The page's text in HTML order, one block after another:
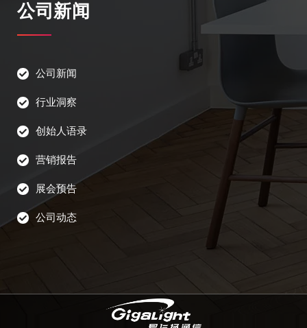
公司新闻
公司新闻
行业洞察
创始人语录
营销报告
展会预告
公司动态